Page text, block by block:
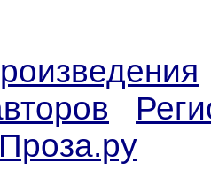
Проза.ру